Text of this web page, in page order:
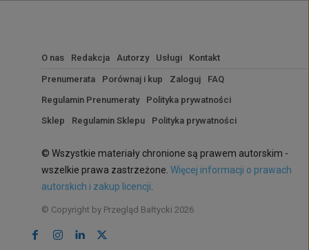
O nas Redakcja Autorzy Usługi Kontakt
Prenumerata Porównaj i kup Zaloguj
FAQ
Regulamin Prenumeraty
Polityka prywatności
Sklep
Regulamin Sklepu Polityka prywatności
© Wszystkie materiały chronione są prawem autorskim -
wszelkie prawa zastrzeżone. Więcej informacji o prawach
autorskich i zakup licencji
© Copyright by Przegląd Bałtycki 2026